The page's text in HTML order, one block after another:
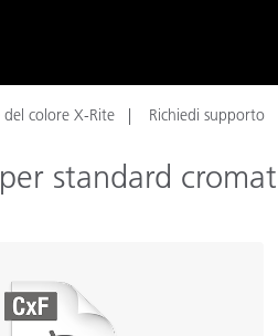
colore X-Rite Richiedi supporto
standard